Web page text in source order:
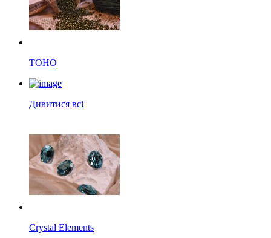
TOHO
Дивитися всі
Crystal Elements